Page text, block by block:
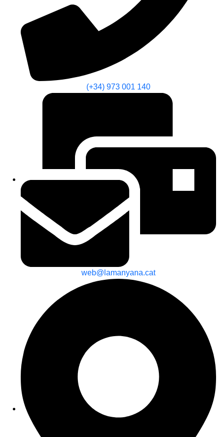
(+34) 973 001 140
web@lamanyana.cat